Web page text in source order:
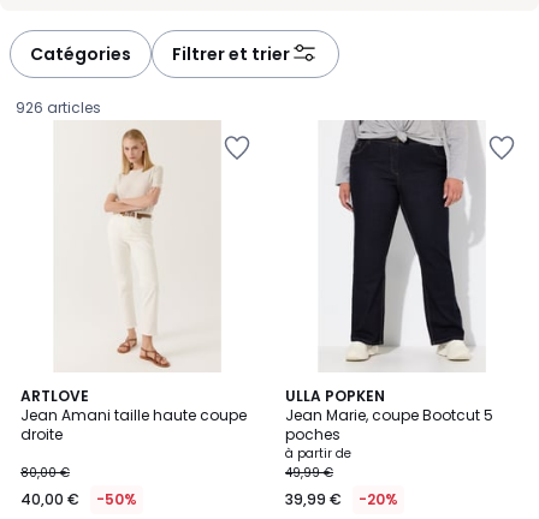
Catégories Filtrer et trier
926 articles
ARTLOVE
Jean Amani taille haute coupe
droite
€
au
80,00 €
40,00 € -50%
ULLA POPKEN
Jean Marie, coupe Bootcut 5
poches
à partir de
49,99 €
39,99 € -20%
4,3
/ 5
3
Couleurs